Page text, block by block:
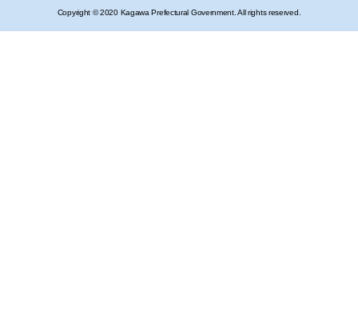
Copyright © 2020 Kagawa Prefectural Government. All rights reserved.